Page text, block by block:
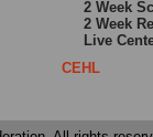
2 Week
2 Week
Live
CEHL